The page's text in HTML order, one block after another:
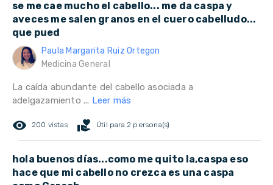
se me cae mucho el cabello... me da caspa y
aveces me salen granos en el cuero cabelludo...
que pued
Paula Margarita Ruiz Ortegon
Medicina General
La caída abundante del cabello asociada a
adelgazamiento ... Leer más
remove_red_eye 200 vistas volunteer_activism Útil para 2 persona(s)
hola buenos días...como me quito la,caspa eso
hace que mi cabello no crezca es una caspa